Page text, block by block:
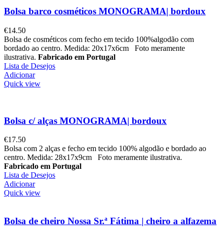
Bolsa barco cosméticos MONOGRAMA| bordoux
€14.50
Bolsa de cosméticos com fecho em tecido 100%algodão com
bordado ao centro. Medida: 20x17x6cm Foto meramente
ilustrativa. Fabricado em Portugal
Lista de Desejos
Adicionar
Quick view
Bolsa c/ alças MONOGRAMA| bordoux
€17.50
Bolsa com 2 alças e fecho em tecido 100% algodão e bordado ao
centro. Medida: 28x17x9cm Foto meramente ilustrativa.
Fabricado em Portugal
Lista de Desejos
Adicionar
Quick view
Bolsa de cheiro Nossa Sr.ª Fátima | cheiro a alfazema